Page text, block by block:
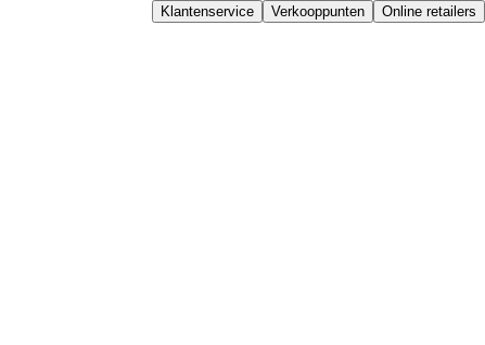
Klantenservice Verkooppunten Online retailers